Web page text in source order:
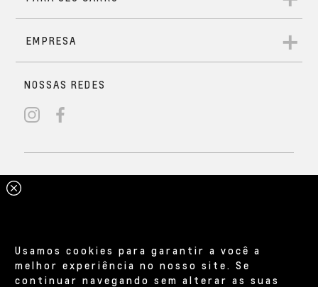
Usamos cookies para garantir a você a
melhor experiência no nosso site. Se
continuar navegando sem alterar as suas